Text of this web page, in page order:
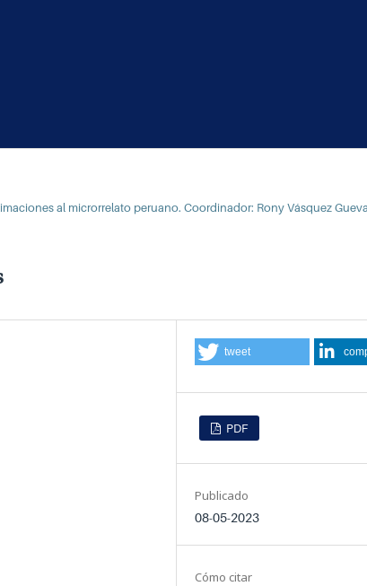
al microrrelato peruano. Coordinador: Rony Vásquez
PDF
Publicado
08-05-2023
Cómo citar
tweet